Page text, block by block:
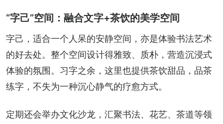
+2
“字己”空间：融合文字+茶饮的美学空间
字己，适合一个人呆的安静空间，亦是体验书法艺术
的好去处。整个空间设计得雅致、质朴，营造沉浸式
体验的氛围。习字之余，这里也提供茶饮甜品，品茶
练字，不失为一种沉心静气的疗愈方式。
定期还会举办文化沙龙，汇聚书法、花艺、茶道等领